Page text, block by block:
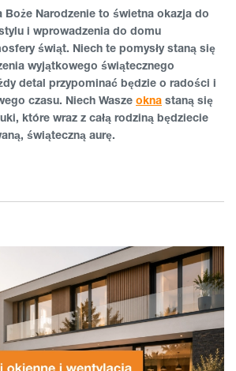
Boże Narodzenie to świetna okazja do
i wprowadzenia do domu
świąt. Niech te pomysły staną się
wyjątkowego świątecznego
detal przypominać będzie o radości i
czasu. Niech Wasze okna staną się
które wraz z całą rodziną będziecie
świąteczną aurę.